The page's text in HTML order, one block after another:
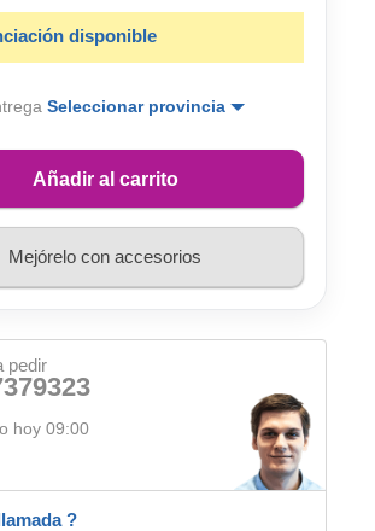
disponible
Seleccionar provincia
Añadir al carrito
Mejórelo con accesorios
pedir
hoy 09:00
?